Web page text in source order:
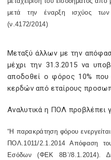
μετά την έναρξη ισχύος
(ν.4172/2014)
Μεταξύ άλλων με την
μέχρι την 31.3.2015 να
αποδοθεί ο φόρος 10% που
κερδών από εταίρους
Αναλυτικά η ΠΟΛ προβλέπει
“Η παρακράτηση φόρου
ΠΟΛ.1011/2.1.2014 Απόφαση
Εσόδων (ΦΕΚ 8Β’/8.1.2014).